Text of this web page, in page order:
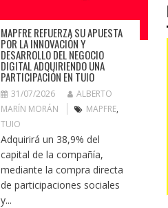
MAPFRE REFUERZA SU APUESTA
POR LA INNOVACIÓN Y
DESARROLLO DEL NEGOCIO
DIGITAL ADQUIRIENDO UNA
PARTICIPACIÓN EN TUIO
31/07/2026
ALBERTO
MARÍN MORÁN
MAPFRE,
TUIO
Adquirirá un 38,9% del
capital de la compañía,
mediante la compra directa
de participaciones sociales
y...